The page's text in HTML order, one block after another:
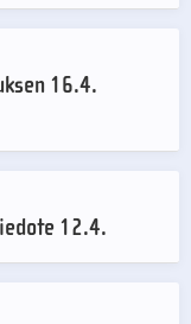
16.4.
12.4.